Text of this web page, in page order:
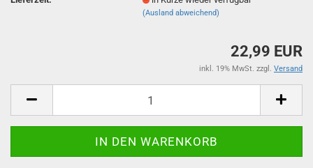
(Ausland abweichend)
22,99 EUR
inkl. 19% MwSt. zzgl. Versand